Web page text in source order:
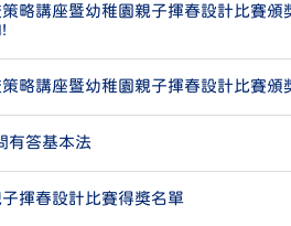
略講座暨幼稚園親子揮春設計比賽
略講座暨幼稚園親子揮春設計比賽頒
有答基本法
揮春設計比賽得獎名單